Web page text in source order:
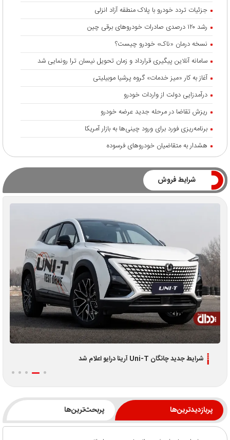
جزئیات تردد خودرو با پلاک منطقه آزاد انزلی
رشد ۱۲۰ درصدی صادرات خودروهای برقی چین
نسخه درمان «ناک» خودرو چیست؟
سامانه آنلاین پیگیری قرارداد‌ و زمان تحویل نیسان ترا رونمایی شد
آغاز به کار «میز خدمات» گروه پرشیا موبیلیتی
درآمدزایی دولت از واردات خودرو
ریزش تقاضا در مرحله جدید عرضه خودرو
برنامه‌ریزی فورد برای ورود چینی‌ها به بازار آمریکا
هشدار به متقاضیان خودروهای فرسوده
شرایط فروش
اطلاعیه جدید فروش اقساطی لوکانو L7 و L8 ویژه تیر 1405
پربازدیدترین‌ها پربحث‌ترین‌ها